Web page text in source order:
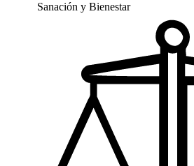
Sanación y Bienestar